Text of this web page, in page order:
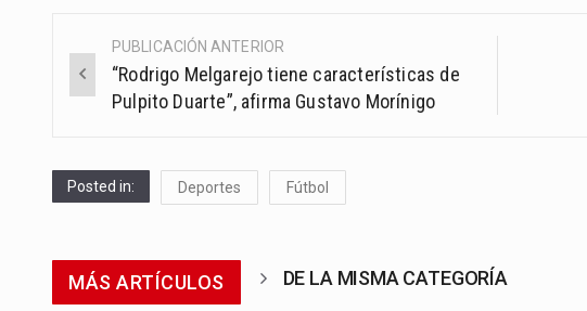
Post
navigation
PUBLICACIÓN ANTERIOR
“Rodrigo Melgarejo tiene características de
Pulpito Duarte”, afirma Gustavo Morínigo
Posted in: Deportes Fútbol
MÁS ARTÍCULOS DE LA MISMA CATEGORÍA